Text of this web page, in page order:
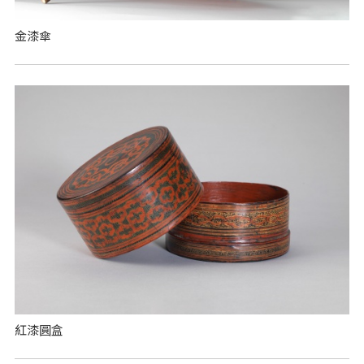
金漆傘
紅漆圓盒